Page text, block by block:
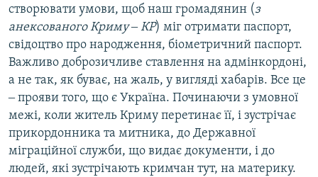
створювати умови, щоб наш громадянин (з
анексованого Криму ‒ КР) міг отримати паспорт,
свідоцтво про народження, біометричний паспорт.
Важливо доброзичливе ставлення на адмінкордоні,
а не так, як буває, на жаль, у вигляді хабарів. Все це
‒ прояви того, що є Україна. Починаючи з умовної
межі, коли житель Криму перетинає її, і зустрічає
прикордонника та митника, до Державної
міграційної служби, що видає документи, і до
людей, які зустрічають кримчан тут, на материку.